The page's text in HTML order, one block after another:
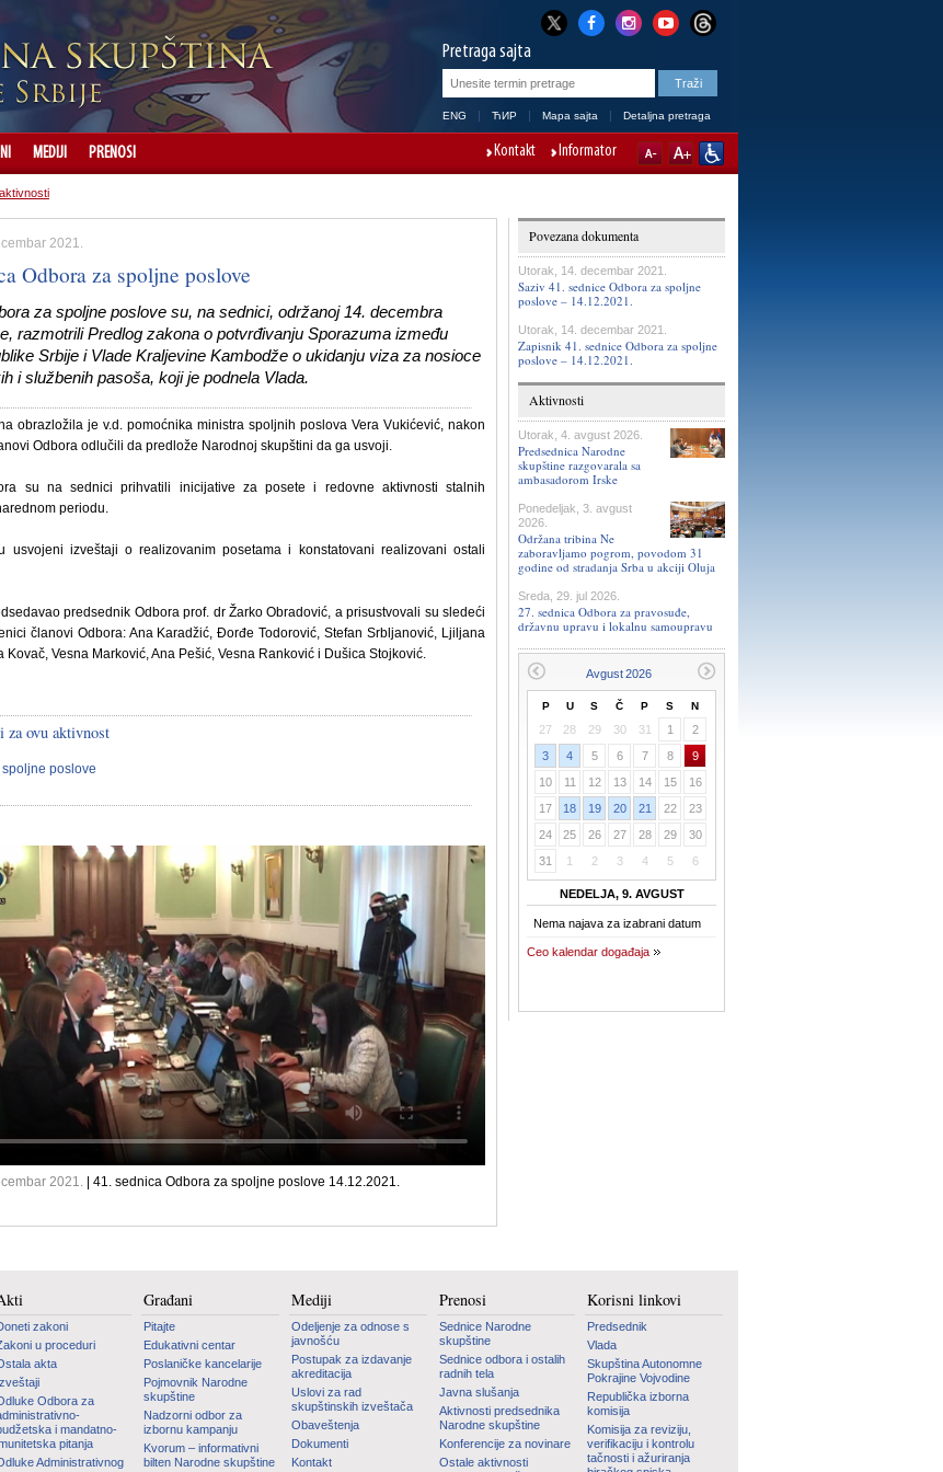
Pretraga sajta
ENG ЋИР Mapa sajta Detaljna pretraga
MEDIJI PRENOSI Kontakt Informator
2021.
Odbora za spoljne poslove
za spoljne poslove su, na sednici, održanoj 14. decembra
razmotrili Predlog zakona o potvrđivanju Sporazuma između
Srbije i Vlade Kraljevine Kambodže o ukidanju viza za nosioce
i službenih pasoša, koji je podnela Vlada.
obrazložila je v.d. pomoćnika ministra spoljnih poslova Vera Vukićević, nakon
Odbora odlučili da predlože Narodnoj skupštini da ga usvoji.
su na sednici prihvatili inicijative za posete i redovne aktivnosti stalnih
periodu.
usvojeni izveštaji o realizovanim posetama i konstatovani realizovani ostali
predsednik Odbora prof. dr Žarko Obradović, a prisustvovali su sledeći
članovi Odbora: Ana Karadžić, Đorđe Todorović, Stefan Srbljanović, Ljiljana
Kovač, Vesna Marković, Ana Pešić, Vesna Ranković i Dušica Stojković.
za ovu aktivnost
poslove
2021. | 41. sednica Odbora za spoljne poslove 14.12.2021.
Povezana dokumenta
Utorak, 14. decembar 2021.
Saziv 41. sednice Odbora za spoljne
poslove – 14.12.2021.
Utorak, 14. decembar 2021.
Zapisnik 41. sednice Odbora za spoljne
poslove – 14.12.2021.
Aktivnosti
Utorak, 4. avgust 2026.
Predsednica Narodne
skupštine razgovarala sa
ambasadorom Irske
Ponedeljak, 3. avgust
2026.
Održana tribina Ne
zaboravljamo pogrom, povodom 31
godine od stradanja Srba u akciji Oluja
Sreda, 29. jul 2026.
27. sednica Odbora za pravosuđe,
državnu upravu i lokalnu samoupravu
P U S Č P S N
27 28 29 30 31 1
2
3
4 5 6 7 8
9
10
11 12 13 14 15
16
17
18 19 20 21 22
23
24
25 26 27 28 29
30
31
1 2 3 4 5 6
NEDELJA, 9. AVGUST
Nema najava za izabrani datum
Ceo kalendar događaja
zakoni
u proceduri
akta
Odbora za
i mandatno-
pitanja
Administrativnog
Građani
Pitajte
Edukativni centar
Poslaničke kancelarije
Pojmovnik Narodne
skupštine
Nadzorni odbor za
izbornu kampanju
Kvorum – informativni
bilten Narodne skupštine
Mediji
Odeljenje za odnose s
javnošću
Postupak za izdavanje
akreditacija
Uslovi za rad
skupštinskih izveštača
Obaveštenja
Dokumenti
Kontakt
Prenosi
Sednice Narodne
skupštine
Sednice odbora i ostalih
radnih tela
Javna slušanja
Aktivnosti predsednika
Narodne skupštine
Konferencije za novinare
Ostale aktivnosti
Korisni linkovi
Predsednik
Vlada
Skupština Autonomne
Pokrajine Vojvodine
Republička izborna
komisija
Komisija za reviziju,
verifikaciju i kontrolu
tačnosti i ažuriranja